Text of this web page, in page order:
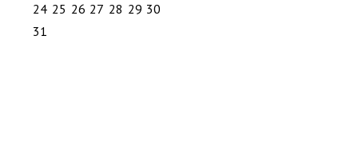
24 25 26 27 28 29 30
31